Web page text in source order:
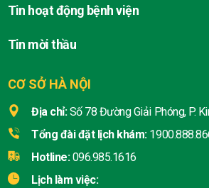
CƠ SỞ HÀ NỘI
Địa chỉ: Số 78 Đường Giải Phóng, P.
Tổng đài đặt lịch khám:
Hotline: 096.985.1616
Lịch làm việc:
Tin hoạt động bệnh viện
Tin mời thầu